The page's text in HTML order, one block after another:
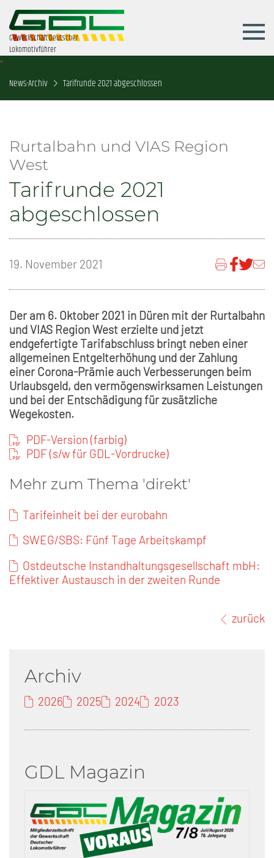
Gewerkschaft Deutscher
Lokomotivführer
News-Archiv Tarifrunde 2021 abgeschlossen
Rurtalbahn und VIAS Region
West
Tarifrunde 2021
abgeschlossen
19. November 2021
Der am 6. Oktober 2021 in Düren mit der Rurtalbahn
und VIAS Region West erzielte und jetzt
endgefertigte Tarifabschluss bringt neben einer
allgemeinen Entgelterhöhung und der Zahlung
einer Corona-Prämie auch Verbesserungen beim
Urlaubsgeld, den vermögenswirksamen Leistungen
und bei der Entschädigung für zusätzliche
Wegekosten.
PDF-Version (farbig)
PDF (s/w für GDL-Vordrucke)
Mehr zum Thema 'direkt'
Tarifeinheit bei der eurobahn
SWEG/SBS: Fünf Tage Arbeitskampf
Ostdeutsche Instandhaltungsgesellschaft mbH:
Effektiver Austausch in der zweiten Runde
zurück
Archiv
2026 2025 2024 2023
GDL Magazin